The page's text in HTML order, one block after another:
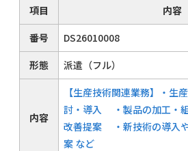
項目
内容
番号
DS26010008
形態
派遣（フル）
内容
【生産技術関連業務】・生
討・導入 ・製品の加工・組
改善提案 ・新技術の導入
案 など